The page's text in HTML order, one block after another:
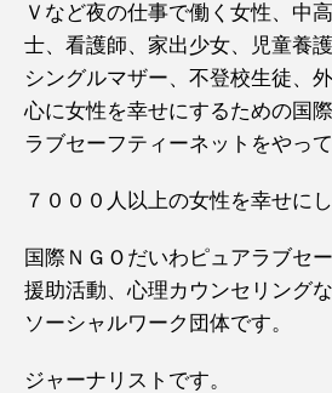
Ｖなど夜の仕事で働く女性、中
士、看護師、家出少女、児童養
シングルマザー、不登校生徒、
心に女性を幸せにするための国
ラブセーフティーネットをやって
７０００人以上の女性を幸せにし
国際ＮＧＯだいわピュアラブセ
援助活動、心理カウンセリング
ソーシャルワーク団体です。
ジャーナリストです。